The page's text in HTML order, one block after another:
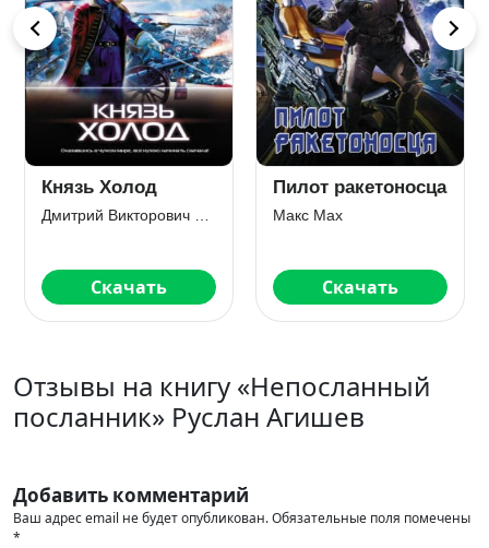
Князь Холод
Скачать
Пилот ракетоносца
Макс Мах
Скачать
Отзывы на книгу «Непосланный
посланник» Руслан Агишев
Добавить комментарий
Ваш адрес email не будет опубликован.Обязательные поля помечены
*